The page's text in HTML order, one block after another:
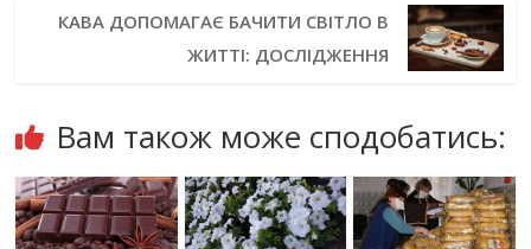
КАВА ДОПОМАГАЄ БАЧИТИ СВІТЛО В
ЖИТТІ: ДОСЛІДЖЕННЯ
Вам також може сподобатись: